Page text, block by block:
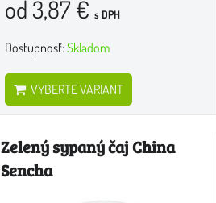
od 3,87 € s DPH
Dostupnosť:Skladom
VYBERTE VARIANT
Zelený sypaný čaj China
Sencha